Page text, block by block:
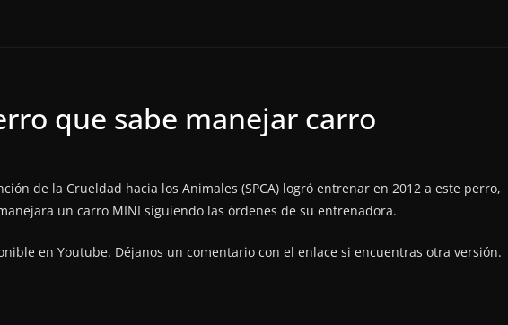
que sabe manejar carro
de la Crueldad hacia los Animales (SPCA) logró entrenar en 2012 a este perro,
un carro MINI siguiendo las órdenes de su entrenadora.
en Youtube. Déjanos un comentario con el enlace si encuentras otra versión.